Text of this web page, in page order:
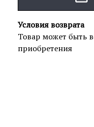
Условия возврата
Товар может быть
приобретения